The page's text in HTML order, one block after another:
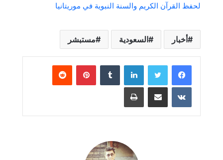
لحفظ القرآن الكريم والسنة النبوية في موريتانيا
أخبار السعودية مستبشر
لينكدإن بينتيريست
مشاركة عبر البريد طباعة